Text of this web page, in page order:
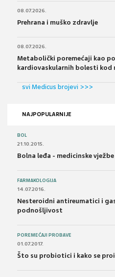
08.07.2026.
Prehrana i muško zdravlje
08.07.2026.
Metabolički poremećaji kao
kardiovaskularnih bolesti kod
svi Medicus brojevi >>>
NAJPOPULARNIJE
BOL
21.10.2015.
Bolna leđa - medicinske
FARMAKOLOGIJA
14.07.2016.
Nesteroidni antireumatici i
podnošljivost
POREMEĆAJI PROBAVE
01.07.2017.
Što su probiotici i kako se